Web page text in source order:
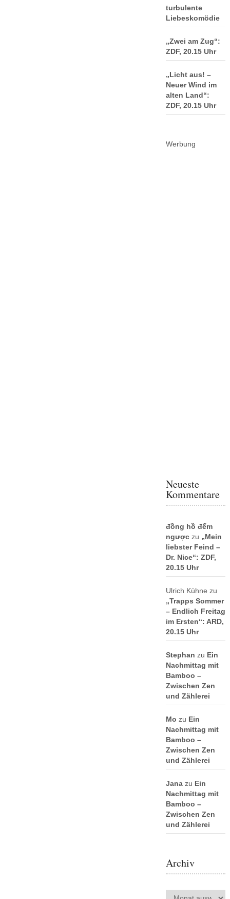
turbulente
Liebeskomödie
„Zwei am Zug“:
ZDF, 20.15 Uhr
„Licht aus! –
Neuer Wind im
alten Land“:
ZDF, 20.15 Uhr
Werbung
Neueste
Kommentare
đồng hồ đếm
ngượczu „Mein
liebster Feind –
Dr. Nice“: ZDF,
20.15 Uhr
Ulrich Kühne zu
„Trapps Sommer
– Endlich Freitag
im Ersten“: ARD,
20.15 Uhr
Stephan zu Ein
Nachmittag mit
Bamboo –
Zwischen Zen
und Zählerei
Mo zu Ein
Nachmittag mit
Bamboo –
Zwischen Zen
und Zählerei
Janazu Ein
Nachmittag mit
Bamboo –
Zwischen Zen
und Zählerei
Archiv
Archiv